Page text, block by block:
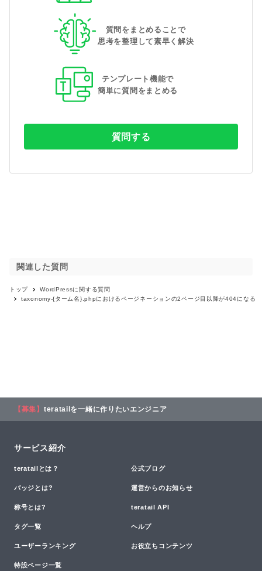
質問をまとめることで
思考を整理して素早く解決
テンプレート機能で
簡単に質問をまとめる
質問する
関連した質問
トップ WordPressに関する質問
taxonomy-{ターム名}.phpにおけるページネーションの2ページ目以降が404になる
【募集】 teratailを一緒に作りたいエンジニア
サービス紹介
teratailとは？ 公式ブログ
バッジとは? 運営からのお知らせ
称号とは? teratail API
タグ一覧 ヘルプ
ユーザーランキング お役立ちコンテンツ
特設ページ一覧